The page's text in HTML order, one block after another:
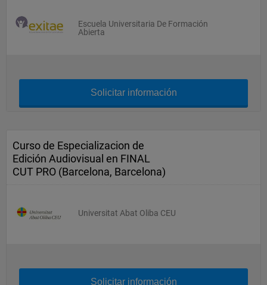
Escuela Universitaria De Formación
Abierta
Solicitar información
Curso de Especializacion de
Edición Audiovisual en FINAL
CUT PRO (Barcelona, Barcelona)
Universitat Abat Oliba CEU
Solicitar información